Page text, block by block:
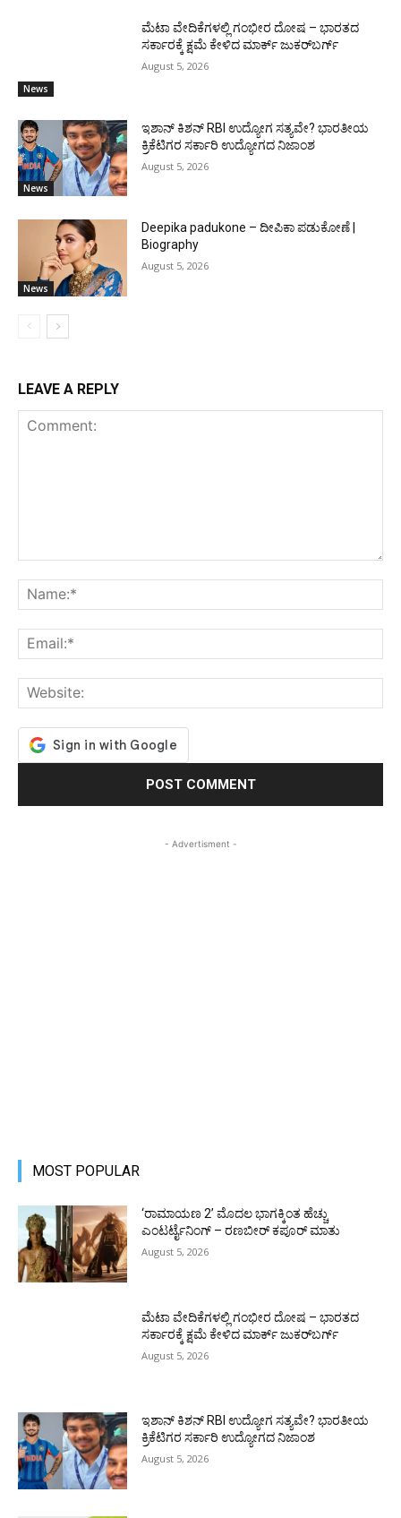
News
ಮೆಟಾ ವೇದಿಕೆಗಳಲ್ಲಿ ಗಂಭೀರ ದೋಷ – ಭಾರತದ
ಸರ್ಕಾರಕ್ಕೆ ಕ್ಷಮೆ ಕೇಳಿದ ಮಾರ್ಕ್ ಜುಕರ್‌ಬರ್ಗ್
August 5, 2026
News
ಇಶಾನ್ ಕಿಶನ್ RBI ಉದ್ಯೋಗ ಸತ್ಯವೇ? ಭಾರತೀಯ
ಕ್ರಿಕೆಟಿಗರ ಸರ್ಕಾರಿ ಉದ್ಯೋಗದ ನಿಜಾಂಶ
August 5, 2026
News
Deepika padukone – ದೀಪಿಕಾ ಪಡುಕೋಣೆ |
Biography
August 5, 2026
LEAVE A REPLY
- Advertisment -
MOST POPULAR
‘ರಾಮಾಯಣ 2’ ಮೊದಲ ಭಾಗಕ್ಕಿಂತ ಹೆಚ್ಚು
ಎಂಟರ್ಟೈನಿಂಗ್ – ರಣಬೀರ್ ಕಪೂರ್ ಮಾತು
August 5, 2026
ಮೆಟಾ ವೇದಿಕೆಗಳಲ್ಲಿ ಗಂಭೀರ ದೋಷ – ಭಾರತದ
ಸರ್ಕಾರಕ್ಕೆ ಕ್ಷಮೆ ಕೇಳಿದ ಮಾರ್ಕ್ ಜುಕರ್‌ಬರ್ಗ್
August 5, 2026
ಇಶಾನ್ ಕಿಶನ್ RBI ಉದ್ಯೋಗ ಸತ್ಯವೇ? ಭಾರತೀಯ
ಕ್ರಿಕೆಟಿಗರ ಸರ್ಕಾರಿ ಉದ್ಯೋಗದ ನಿಜಾಂಶ
August 5, 2026